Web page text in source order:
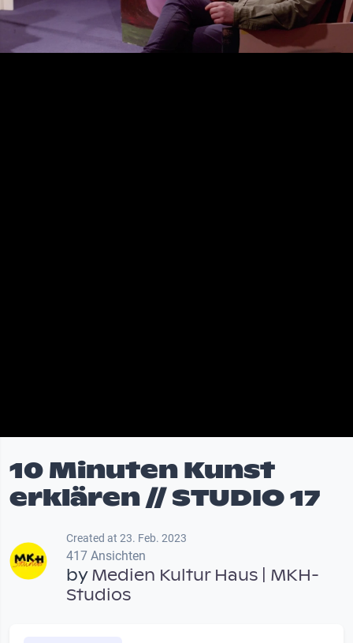
Video
10 Minuten Kunst
erklären // STUDIO 17
Created at 23. Feb. 2023
417 Ansichten
byMedien Kultur Haus | MKH-
Studios